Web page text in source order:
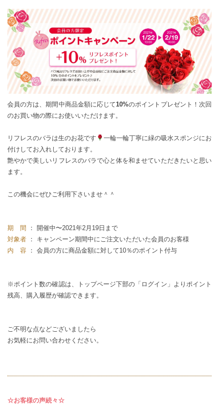
会員の方は、期間中商品金額に応じて10%のポイントプレゼント！次回
のお買い物の際にお使いいただけます。
リフレスのバラは生のお花です
一輪一輪丁寧に緑の吸水スポンジにお
付けしてお入れしております。
艶やかで美しいリフレスのバラで心と体を和ませていただきたいと思い
ます。
この機会にぜひご利用下さいませ＾＾
期 間
： 開催中〜2021年2月19日まで
対象者 ： キャンペーン期間中にご注文いただいた会員のお客様
内 容
： 会員の方に商品金額に対して10％のポイント付与
※ポイント数の確認は、トップページ下部の「ログイン」よりポイント
残高、購入履歴が確認できます。
ご不明な点などございましたら
お気軽にお問い合わせ ください。
☆お客様の声続々☆